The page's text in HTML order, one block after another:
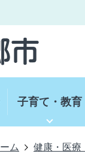
子育て・教育
ム 健康・医療